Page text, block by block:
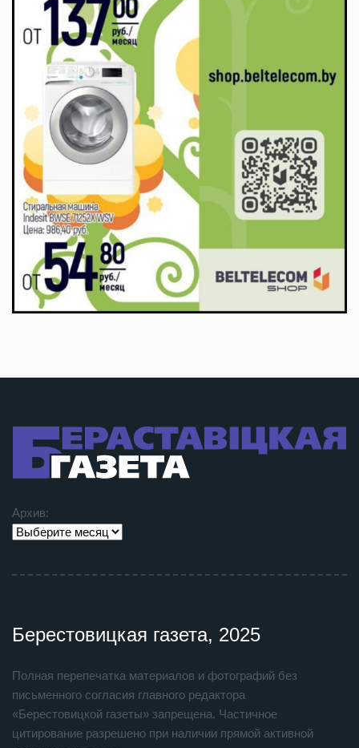
Архив:
Берестовицкая газета, 2025
Полная перепечатка материалов и фотографий без
письменного согласия главного редактора
«Берестовицкой газеты» запрещена. Частичное
цитирование разрешено при наличии прямой активной